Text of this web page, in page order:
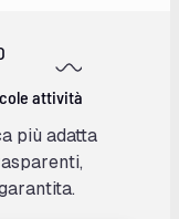
attività
più adatta